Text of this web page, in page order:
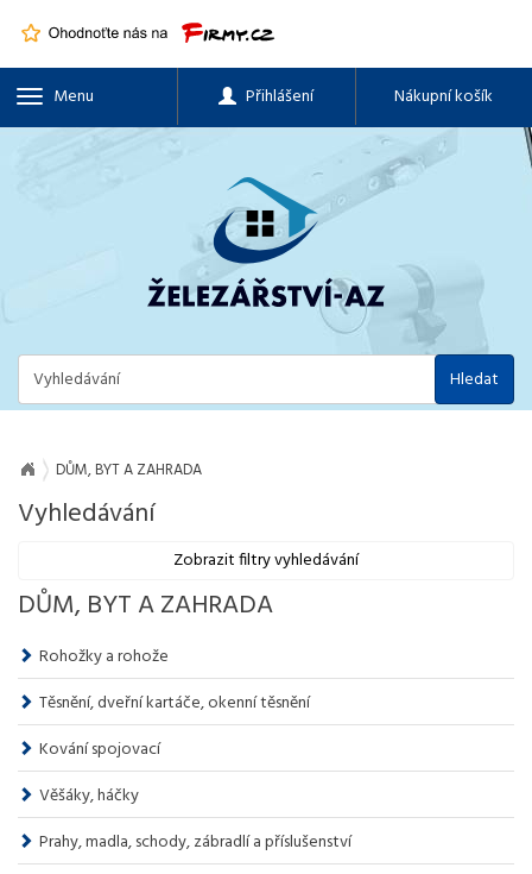
Menu Přihlášení Nákupní košík
Hledat
DŮM, BYT A ZAHRADA
Vyhledávání
Zobrazit filtry vyhledávání
DŮM, BYT A ZAHRADA
Rohožky a rohože
Těsnění, dveřní kartáče, okenní těsnění
Kování spojovací
Věšáky, háčky
Prahy, madla, schody, zábradlí a příslušenství